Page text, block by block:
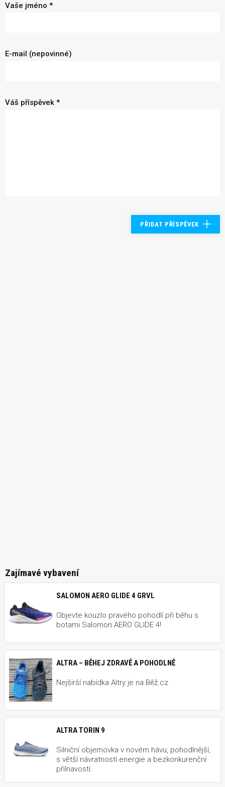
Vaše jméno *
E-mail (nepovinné)
Váš příspěvek *
PŘIDAT PŘÍSPĚVEK
Zajímavé vybavení
SALOMON AERO GLIDE 4 GRVL
Objevte kouzlo pravého pohodlí při běhu s
botami Salomon AERO GLIDE 4!
ALTRA – BĚHEJ ZDRAVĚ A POHODLNĚ
Nejširší nabídka Altry je na Běž.cz
ALTRA TORIN 9
Silniční objemovka v novém hávu, pohodlnější,
s větší návratností energie a bezkonkurenční
přilnavostí.